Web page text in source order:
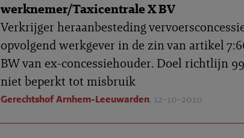
werknemer/Taxicentrale X BV
Verkrijger heraanbesteding
opvolgend werkgever in de zin van artikel
BW van ex-concessiehouder. Doel richtlijn
niet beperkt tot misbruik
Gerechtshof Arnhem-Leeuwarden, 12-10-2010